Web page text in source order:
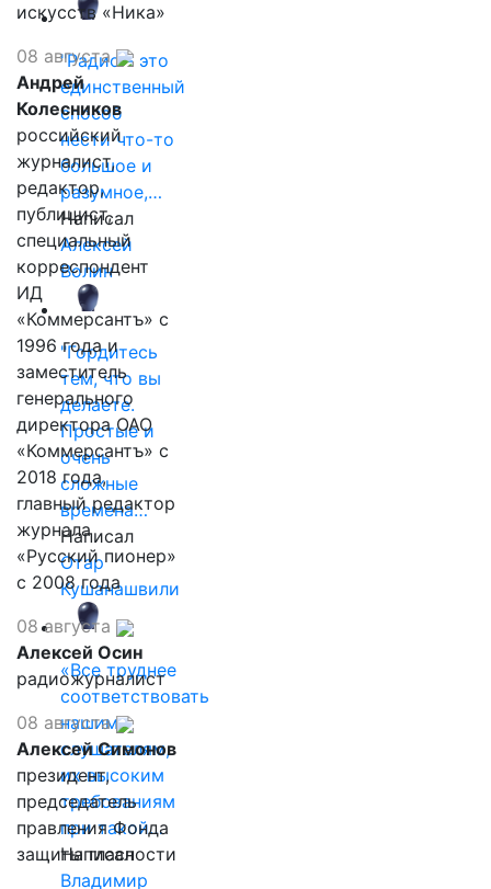
"Радио - это
единственный
способ
нести что-то
большое и
разумное,…
Написал
Алексей
Волин
"Гордитесь
тем, что вы
делаете.
Простые и
очень
сложные
времена…
Написал
Отар
Кушанашвили
«Все труднее
соответствовать
нашим
слушателям,
их высоким
требованиям
при такой…
Написал
Владимир
искусств «Ника»
08 августа
Андрей
Колесников
российский
журналист,
редактор,
публицист,
специальный
корреспондент
ИД
«Коммерсантъ» с
1996 года и
заместитель
генерального
директора ОАО
«Коммерсантъ» с
2018 года,
главный редактор
журнала
«Русский пионер»
с 2008 года
08 августа
Алексей Осин
радиожурналист
08 августа
Алексей Симонов
президент,
председатель
правления Фонда
защиты гласности